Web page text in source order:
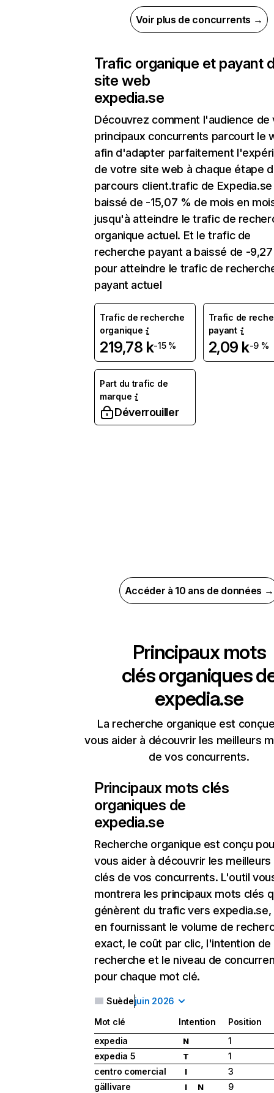
Voir plus de concurrents →
Trafic organique et payant
site web
expedia.se
Découvrez comment l'audience de
principaux concurrents parcourt le
afin d'adapter parfaitement
de votre site web à chaque étape
parcours client.trafic de Expedia.se
baissé de -15,07 % de mois en
jusqu'à atteindre le trafic de
organique actuel. Et le trafic de
recherche payant a baissé de -
pour atteindre le trafic de
payant actuel
Trafic de recherche
organique
219,78 k-15 %
Trafic de
payant
2,09 k-9 %
Part du trafic de
marque
Déverrouiller
Accéder à 10 ans de données →
Principaux mots
clés organiques
expedia.se
La recherche organique est
vous aider à découvrir les meilleurs
de vos concurrents.
Principaux mots clés
organiques de
expedia.se
Recherche organique est conçu
vous aider à découvrir les
clés de vos concurrents. L'outil
montrera les principaux mots clés
génèrent du trafic vers
en fournissant le volume de
exact, le coût par clic, l'intention de
recherche et le niveau de
pour chaque mot clé.
Suèdejuin 2026
Mot clé Intention
Position
expedia
N
1
expedia 5
T
1
centro comercial
I
3
gällivare
I N
9